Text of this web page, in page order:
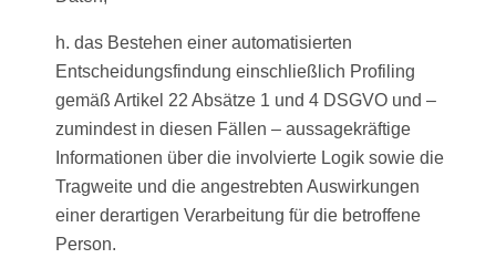
h. das Bestehen einer automatisierten
Entscheidungsfindung einschließlich Profiling
gemäß Artikel 22 Absätze 1 und 4 DSGVO und –
zumindest in diesen Fällen – aussagekräftige
Informationen über die involvierte Logik sowie die
Tragweite und die angestrebten Auswirkungen
einer derartigen Verarbeitung für die betroffene
Person.